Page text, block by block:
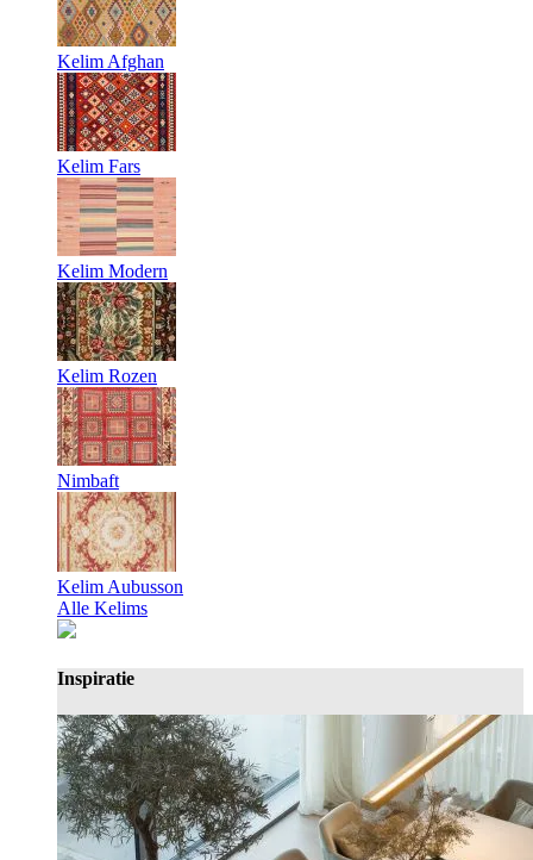
Kelim Afghan
Kelim Fars
Kelim Modern
Kelim Rozen
Nimbaft
Kelim Aubusson
Alle Kelims
Inspiratie